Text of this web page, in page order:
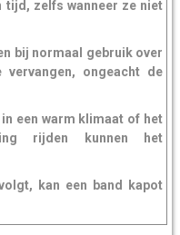
tijd, zelfs wanneer ze niet
bij normaal gebruik over
ongeacht de
een warm klimaat of het
rijden kunnen het
kan een band kapot